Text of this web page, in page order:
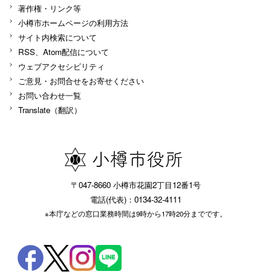
著作権・リンク等
小樽市ホームページの利用方法
サイト内検索について
RSS、Atom配信について
ウェブアクセシビリティ
ご意見・お問合せをお寄せください
お問い合わせ一覧
Translate（翻訳）
〒047-8660 小樽市花園2丁目12番1号
電話(代表)：0134-32-4111
※本庁などの窓口業務時間は9時から17時20分までです。